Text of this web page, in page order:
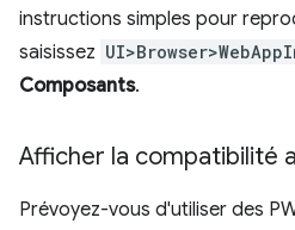
instructions simples pour
saisissez
Composants.
Afficher la compatibilité
Prévoyez-vous d'utiliser des